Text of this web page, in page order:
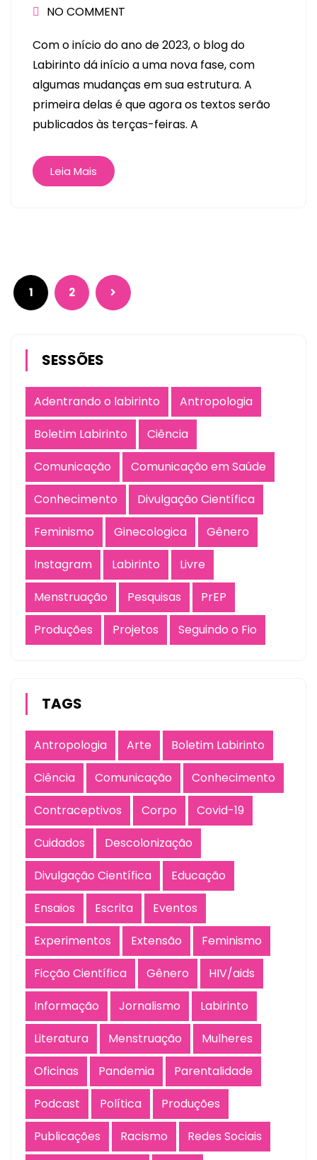
NO COMMENT
Com o início do ano de 2023, o blog do
Labirinto dá início a uma nova fase, com
algumas mudanças em sua estrutura. A
primeira delas é que agora os textos serão
publicados às terças-feiras. A
Leia Mais
1 2
SESSÕES
Adentrando o labirinto
Antropologia
Boletim Labirinto
Ciência
Comunicação
Comunicação em Saúde
Conhecimento
Divulgação Científica
Feminismo
Ginecologica
Gênero
Instagram
Labirinto
Livre
Menstruação
Pesquisas
PrEP
Produções
Projetos Seguindo o Fio
TAGS
Antropologia Arte
Boletim Labirinto
Ciência
Comunicação
Conhecimento
Contraceptivos
Corpo
Covid-19
Cuidados
Descolonização
Divulgação Científica
Educação
Ensaios
Escrita
Eventos
Experimentos
Extensão
Feminismo
Ficção Científica
Gênero
HIV/aids
Informação
Jornalismo
Labirinto
Literatura
Menstruação
Mulheres
Oficinas
Pandemia
Parentalidade
Podcast
Política
Produções
Publicações
Racismo
Redes Sociais